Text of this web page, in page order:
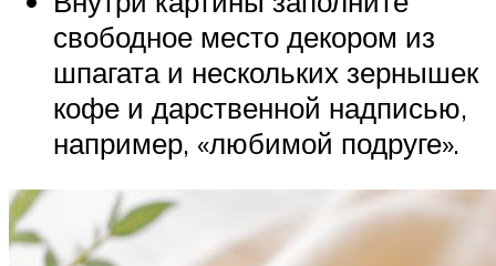
свободное место декором из
шпагата и нескольких зернышек
кофе и дарственной надписью,
например, «любимой подруге».